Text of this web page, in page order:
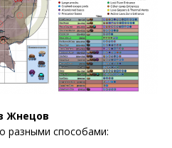
Жнецов
разными способами: